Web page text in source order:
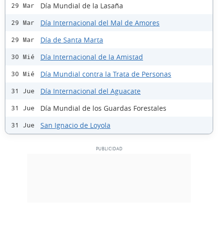
29 Mar Día Mundial de la Lasaña
29 Mar Día Internacional del Mal de Amores
29 Mar Día de Santa Marta
30 Mié Día Internacional de la Amistad
30 Mié Día Mundial contra la Trata de Personas
31 Jue Día Internacional del Aguacate
31 Jue Día Mundial de los Guardas Forestales
31 Jue San Ignacio de Loyola